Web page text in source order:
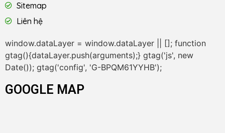
Sitemap
Liên hệ
window.dataLayer = window.dataLayer || []; function
gtag(){dataLayer.push(arguments);} gtag('js', new
Date()); gtag('config', 'G-BPQM61YYHB');
GOOGLE MAP